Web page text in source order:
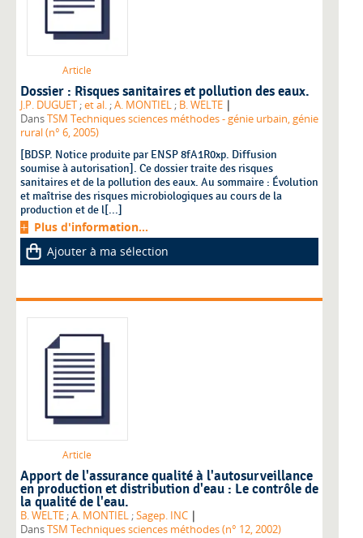
Article
Dossier : Risques sanitaires et pollution des eaux.
J.P. DUGUET ;et al. ;A. MONTIEL ; B. WELTE |
DansTSM Techniques sciences méthodes - génie urbain, génie
rural (n° 6, 2005)
[BDSP. Notice produite par ENSP 8fA1R0xp. Diffusion
soumise à autorisation]. Ce dossier traite des risques
sanitaires et de la pollution des eaux. Au sommaire : Évolution
et maîtrise des risques microbiologiques au cours de la
production et de l[...]
Plus d'information...
Ajouter à ma sélection
Article
Apport de l'assurance qualité à l'autosurveillance
en production et distribution d'eau : Le contrôle de
la qualité de l'eau.
B. WELTE ;A. MONTIEL ;Sagep. INC |
DansTSM Techniques sciences méthodes (n° 12, 2002)